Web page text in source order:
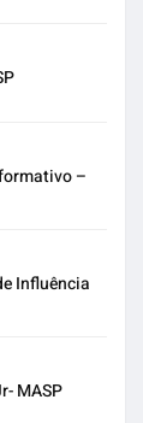
–
Influência
MASP